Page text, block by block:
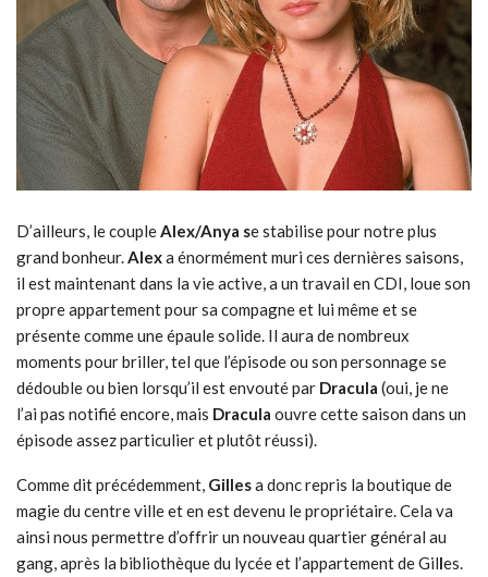
D’ailleurs, le coupleAlex/Anya se stabilise pour notre plus
grand bonheur.Alexa énormément muri ces dernières saisons,
il est maintenant dans la vie active, a un travail en CDI, loue son
propre appartement pour sa compagne et lui même et se
présente comme une épaule solide. Il aura de nombreux
moments pour briller, tel que l’épisode ou son personnage se
dédouble ou bien lorsqu’il est envouté par Dracula (oui, je ne
l’ai pas notifié encore, mais Dracula ouvre cette saison dans un
épisode assez particulier et plutôt réussi).
Comme dit précédemment, Gillesa donc repris la boutique de
magie du centre ville et en est devenu le propriétaire. Cela va
ainsi nous permettre d’offrir un nouveau quartier général au
gang, après la bibliothèque du lycée et l’appartement de Gilles.